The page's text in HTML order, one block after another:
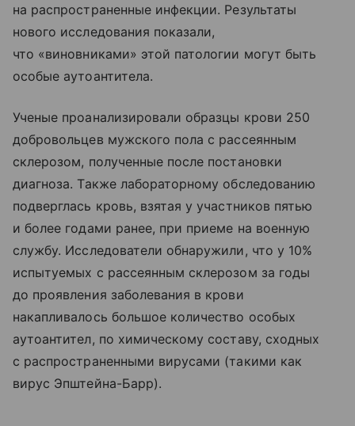
на распространенные инфекции. Результаты
нового исследования показали,
что «виновниками» этой патологии могут быть
особые аутоантитела.
Ученые проанализировали образцы крови 250
добровольцев мужского пола с рассеянным
склерозом, полученные после постановки
диагноза. Также лабораторному обследованию
подверглась кровь, взятая у участников пятью
и более годами ранее, при приеме на военную
службу. Исследователи обнаружили, что у 10%
испытуемых с рассеянным склерозом за годы
до проявления заболевания в крови
накапливалось большое количество особых
аутоантител, по химическому составу, сходных
с распространенными вирусами (такими как
вирус Эпштейна-Барр).